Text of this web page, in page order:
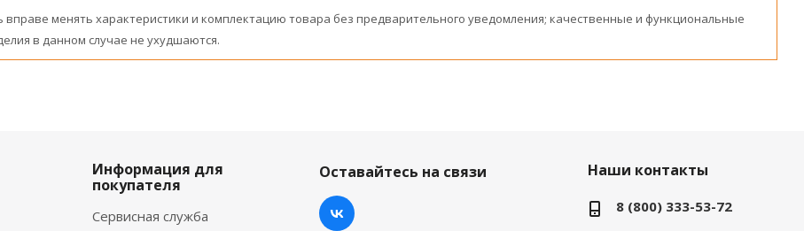
вправе менять характеристики и комплектацию товара без предварительного уведомления; качественные и функциональные
в данном случае не ухудшаются.
Информация для
покупателя
Сервисная служба
Оставайтесь на связи Наши контакты
8 (800) 333-53-72